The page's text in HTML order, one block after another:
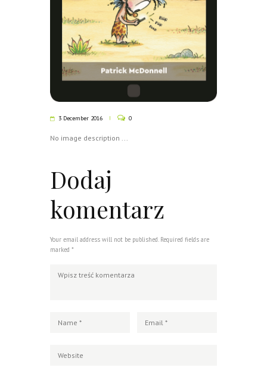
3 December 2016 0
No image description ...
Dodaj
komentarz
Your email address will not be published. Required fields are
marked *